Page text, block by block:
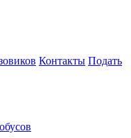
Контакты Подать